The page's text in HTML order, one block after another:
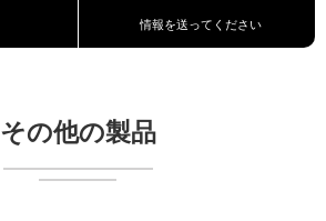
情報を送ってください
その他の製品